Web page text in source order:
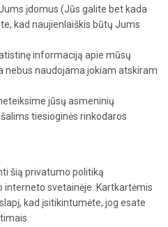
įdomus (Jūs galite bet kada
kad naujienlaiškis būtų Jums
informaciją apie mūsų
nebus naudojama jokiam atskiram
jūsų asmeninių
tiesioginės rinkodaros
šią privatumo politiką
interneto svetainėje. Kartkartėmis
kad įsitikintumėte, jog esate